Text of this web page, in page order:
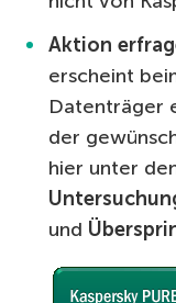
Aktion
erscheint
Datenträger
der
hier unter
und